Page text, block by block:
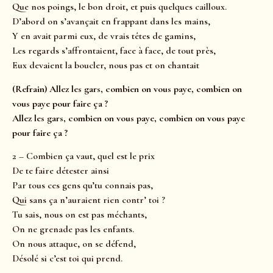
Que nos poings, le bon droit, et puis quelques cailloux.
D’abord on s’avançait en frappant dans les mains,
Y en avait parmi eux, de vrais têtes de gamins,
Les regards s’affrontaient, face à face, de tout près,
Eux devaient la boucler, nous pas et on chantait
(Refrain) Allez les gars, combien on vous paye, combien on
vous paye pour faire ça ?
Allez les gars, combien on vous paye, combien on vous paye
pour faire ça ?
2 – Combien ça vaut, quel est le prix
De te faire détester ainsi
Par tous ces gens qu’tu connais pas,
Qui sans ça n’auraient rien contr’ toi ?
Tu sais, nous on est pas méchants,
On ne grenade pas les enfants.
On nous attaque, on se défend,
Désolé si c’est toi qui prend.